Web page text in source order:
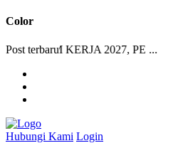
Color
Post terbaruKERJA 2027, PE ...
Hubungi Kami Login